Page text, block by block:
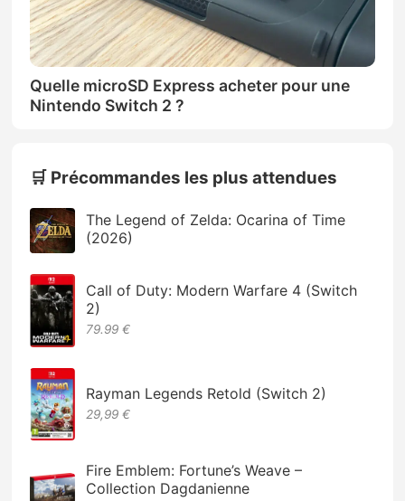
Quelle microSD Express acheter pour une
Nintendo Switch 2 ?
🛒 Précommandes les plus attendues
The Legend of Zelda: Ocarina of Time
(2026)
Call of Duty: Modern Warfare 4 (Switch
2)
79.99 €
Rayman Legends Retold (Switch 2)
29,99 €
Fire Emblem: Fortune’s Weave –
Collection Dagdanienne